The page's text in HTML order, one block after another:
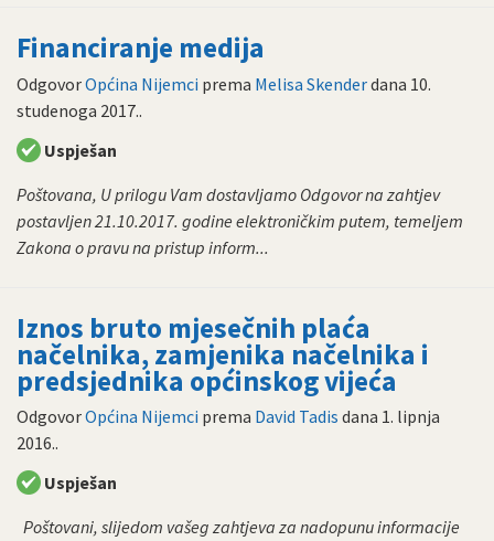
Financiranje medija
OdgovorOpćina Nijemci prema Melisa Skenderdana 10.
studenoga 2017..
Uspješan
Poštovana, U prilogu Vam dostavljamo Odgovor na zahtjev
postavljen 21.10.2017. godine elektroničkim putem, temeljem
Zakona o pravu na pristup inform...
Iznos bruto mjesečnih plaća
načelnika, zamjenika načelnika i
predsjednika općinskog vijeća
OdgovorOpćina Nijemci prema David Tadis dana 1. lipnja
2016..
Uspješan
Poštovani, slijedom vašeg zahtjeva za nadopunu informacije